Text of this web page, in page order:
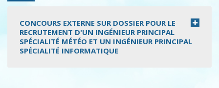
CONCOURS EXTERNE SUR DOSSIER POUR LE
RECRUTEMENT D'UN INGÉNIEUR PRINCIPAL
SPÉCIALITÉ MÉTÉO ET UN INGÉNIEUR PRINCIPAL
SPÉCIALITÉ INFORMATIQUE